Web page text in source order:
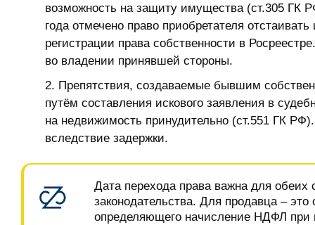
возможность на защиту имущества (ст.305
года отмечено право приобретателя
регистрации права собственности в
во владении принявшей стороны.
Препятствия, создаваемые бывшим
путём составления искового заявления в
на недвижимость принудительно (ст.551 ГК
вследствие задержки.
Дата перехода права важна для обеих
законодательства. Для продавца –
определяющего начисление НДФЛ при